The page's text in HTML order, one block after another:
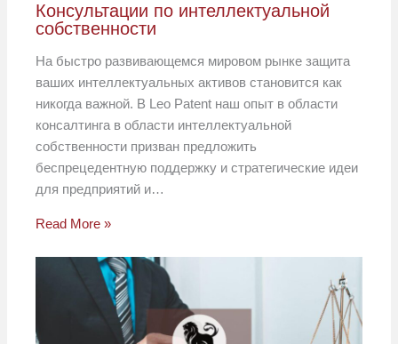
Консультации по интеллектуальной
собственности
На быстро развивающемся мировом рынке защита
ваших интеллектуальных активов становится как
никогда важной. В Leo Patent наш опыт в области
консалтинга в области интеллектуальной
собственности призван предложить
беспрецедентную поддержку и стратегические идеи
для предприятий и…
Read More »